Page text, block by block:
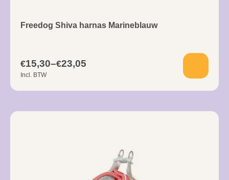
Freedog Shiva harnas Marineblauw
€15,30–€23,05
Incl. BTW